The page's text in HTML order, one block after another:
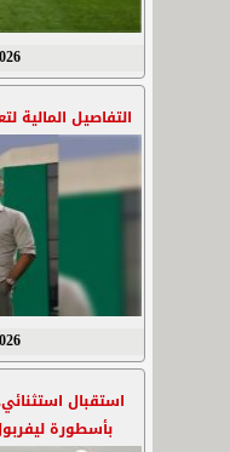
07/
التفاصيل المالية
07/
استقبال
بأسطورة